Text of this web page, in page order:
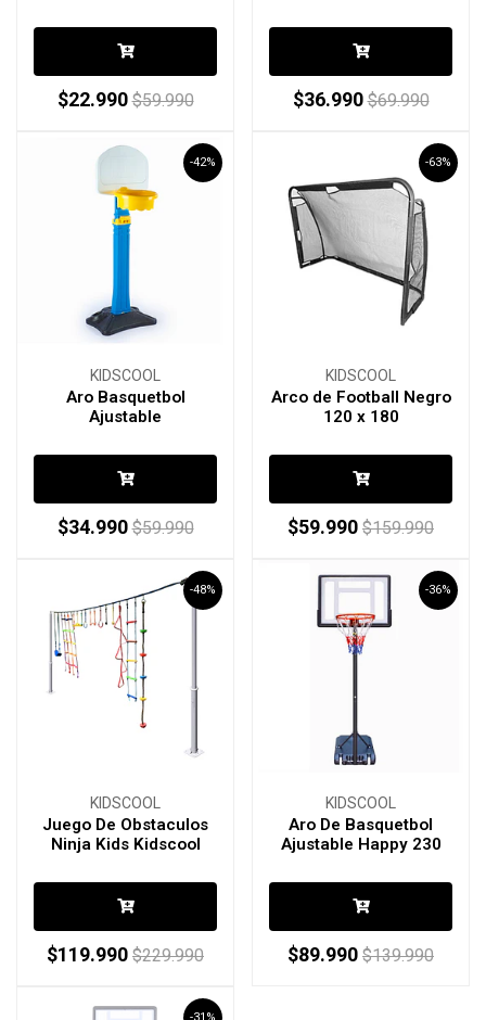
$22.990 $59.990 $36.990 $69.990
-42%
KIDSCOOL
Aro Basquetbol
Ajustable
$34.990 $59.990
-63%
KIDSCOOL
Arco de Football Negro
120 x 180
$59.990 $159.990
-48%
KIDSCOOL
Juego De Obstaculos
Ninja Kids Kidscool
$119.990 $229.990
-36%
KIDSCOOL
Aro De Basquetbol
Ajustable Happy 230
$89.990 $139.990